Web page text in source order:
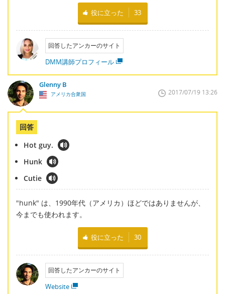
役に立った 33
回答したアンカーのサイト
DMM講師プロフィール
Glenny B
アメリカ合衆国 2017/07/19 13:26
回答
Hot guy.
Hunk
Cutie
"hunk" は、1990年代（アメリカ）ほどではありませんが、
今までも使われます。
役に立った 30
回答したアンカーのサイト
Website